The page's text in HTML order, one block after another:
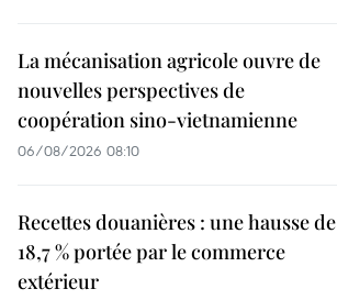
La mécanisation agricole ouvre de
nouvelles perspectives de
coopération sino-vietnamienne
06/08/2026 08:10
Recettes douanières : une hausse de
18,7 % portée par le commerce
extérieur